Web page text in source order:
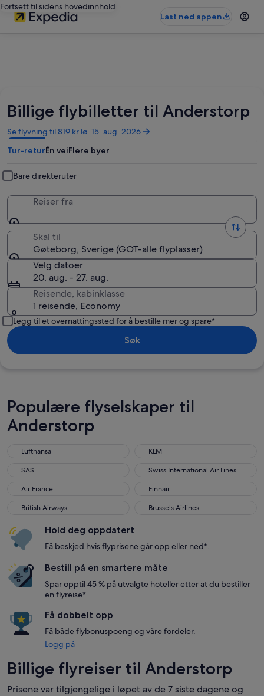
Fortsett til sidens hovedinnhold
Last ned appen
Billige flybilletter til Anderstorp
Se flyvning til 819 kr lø. 15. aug. 2026
Åpnes
et
vindu
Tur-returÉn veiFlere byer
Bare direkteruter
Reiser fra
Skal til
Gøteborg, Sverige (GOT-alle flyplasser)
Velg datoer
20. aug. - 27. aug.
Reisende, kabinklasse
1 reisende, Economy
Legg til et overnattingssted for å bestille mer og spare*
Søk
Populære flyselskaper til
Anderstorp
Lufthansa
Lufthansa KLM
KLM
SAS
SAS Swiss International Air Lines
Swiss International Air Lines
Air France
Air France Finnair
Finnair
British Airways
British Airways Brussels Airlines
Brussels Airlines
Hold deg oppdatert
Få beskjed hvis flyprisene går opp eller ned*.
Bestill på en smartere måte
Spar opptil 45 % på utvalgte hoteller etter at du bestiller
en flyreise*.
Få dobbelt opp
Få både flybonuspoeng og våre fordeler.
Logg på
Billige flyreiser til Anderstorp
Prisene var tilgjengelige i løpet av de 7 siste dagene og